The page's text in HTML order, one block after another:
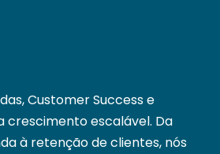
Customer Success e
crescimento escalável. Da
à retenção de clientes, nós